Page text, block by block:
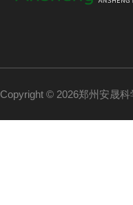
Copyright © 2026郑州安晟